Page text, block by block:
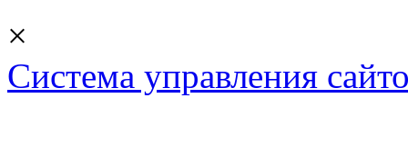
×
Система управления